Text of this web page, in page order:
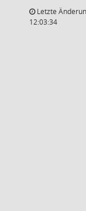
Letzte
12:03:34